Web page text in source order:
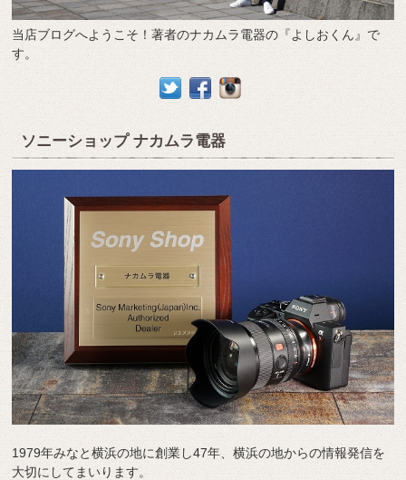
当店ブログへようこそ！著者のナカムラ電器の『よしおくん』で
す。
ソニーショップ ナカムラ電器
1979年みなと横浜の地に創業し47年、横浜の地からの情報発信を
大切にしてまいります。